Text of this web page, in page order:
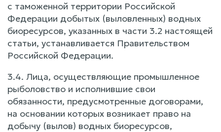
с таможенной территории Российской
Федерации добытых (выловленных) водных
биоресурсов, указанных в части 3.2 настоящей
статьи, устанавливается Правительством
Российской Федерации.
3.4. Лица, осуществляющие промышленное
рыболовство и исполнившие свои
обязанности, предусмотренные договорами,
на основании которых возникает право на
добычу (вылов) водных биоресурсов,